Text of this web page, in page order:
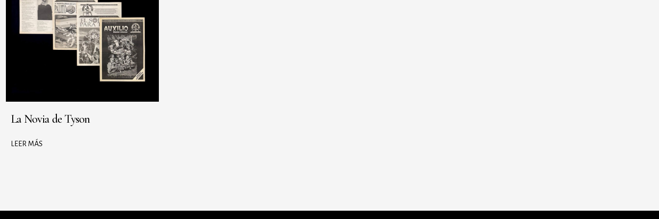
La Novia de Tyson
LEER MÁS